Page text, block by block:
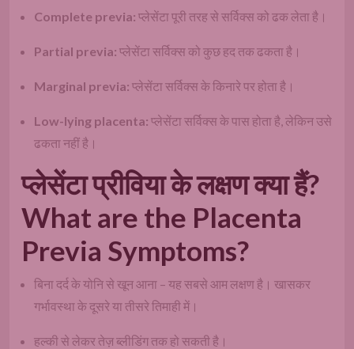
Complete previa: प्लेसेंटा पूरी तरह से सर्विक्स को ढक लेता है।
Partial previa: प्लेसेंटा सर्विक्स को कुछ हद तक ढकता है।
Marginal previa: प्लेसेंटा सर्विक्स के किनारे पर होता है।
Low-lying placenta: प्लेसेंटा सर्विक्स के पास होता है, लेकिन उसे
ढकता नहीं है।
प्लेसेंटा प्रीविया के लक्षण क्या हैं?
What are the Placenta
Previa Symptoms?
बिना दर्द के योनि से खून आना – यह सबसे आम लक्षण है। खासकर
गर्भावस्था के दूसरे या तीसरे तिमाही में।
हल्की से लेकर तेज़ ब्लीडिंग तक हो सकती है।